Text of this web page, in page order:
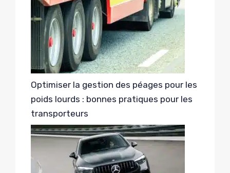
Optimiser la gestion des péages pour les
poids lourds : bonnes pratiques pour les
transporteurs